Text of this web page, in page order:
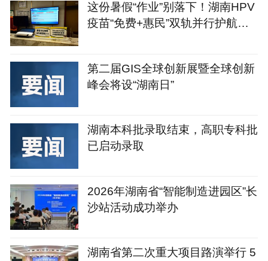
这份暑假“作业”别落下！湖南HPV
疫苗“免费+惠民”双轨并行护航青
第二届GIS全球创新展暨全球创新
峰会将设“湖南日”
湖南本科批录取结束，高职专科批
已启动录取
2026年湖南省“智能制造进园区”长
沙站活动成功举办
湖南省第二次重大项目路演举行 5